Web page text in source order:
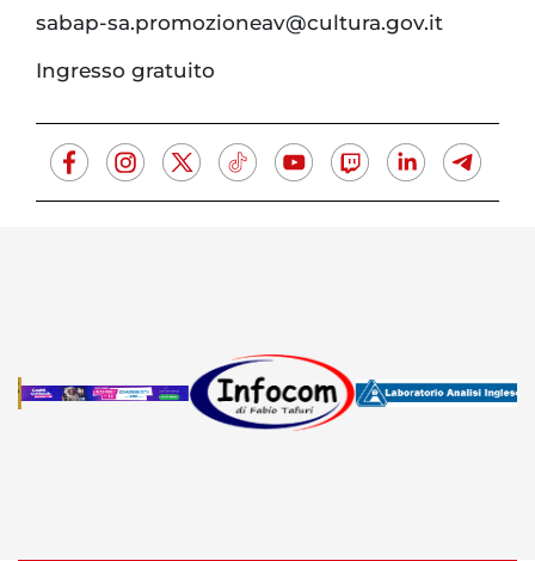
sabap-sa.promozioneav@cultura.gov.it
Ingresso gratuito